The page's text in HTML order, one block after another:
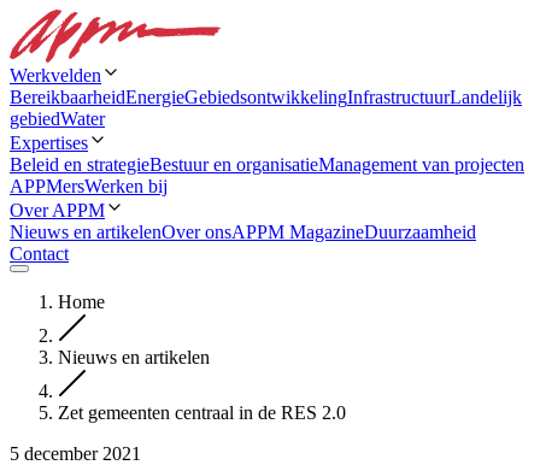
Werkvelden
BereikbaarheidEnergieGebiedsontwikkelingInfrastructuurLandelijk
gebiedWater
Expertises
Beleid en strategieBestuur en organisatieManagement van projecten
APPMersWerken bij
Over APPM
Nieuws en artikelenOver onsAPPM MagazineDuurzaamheid
Contact
Home
Nieuws en artikelen
Zet gemeenten centraal in de RES 2.0
5 december 2021